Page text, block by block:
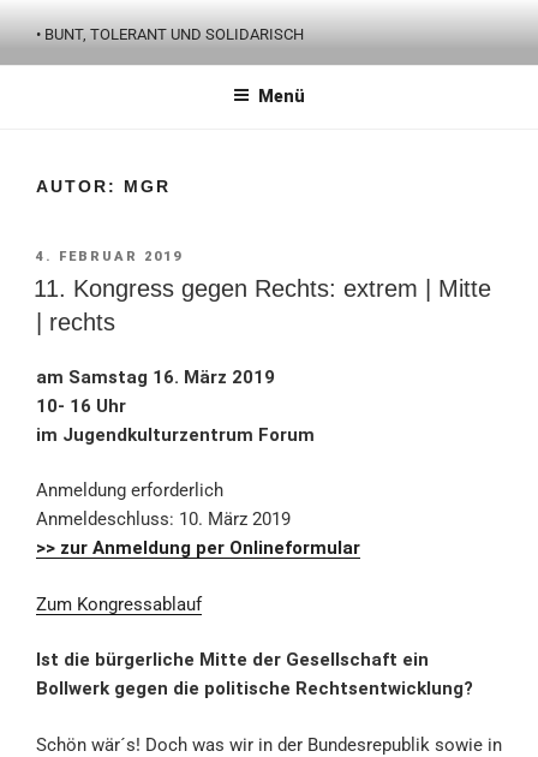
Inhalt
springen
• BUNT, TOLERANT UND SOLIDARISCH
Menü
AUTOR: MGR
VERÖFFENTLICHT
AM
4. FEBRUAR 2019
11. Kongress gegen Rechts: extrem | Mitte
| rechts
am Samstag 16. März 2019
10- 16 Uhr
im Jugendkulturzentrum Forum
Anmeldung erforderlich
Anmeldeschluss: 10. März 2019
>> zur Anmeldung per Onlineformular
Zum Kongressablauf
Ist die bürgerliche Mitte der Gesellschaft ein
Bollwerk gegen die politische Rechtsentwicklung?
Schön wär´s! Doch was wir in der Bundesrepublik sowie in